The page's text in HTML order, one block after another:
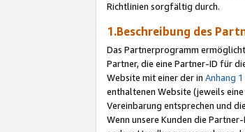
Richtlinien sorgfältig durch.
1.Beschreibung des
Das Partnerprogramm
Partner, die eine Partner-ID für
Website mit einer der in Anhang 1
enthaltenen Website (jeweils eine „
Vereinbarung entsprechen und
Wenn unsere Kunden die